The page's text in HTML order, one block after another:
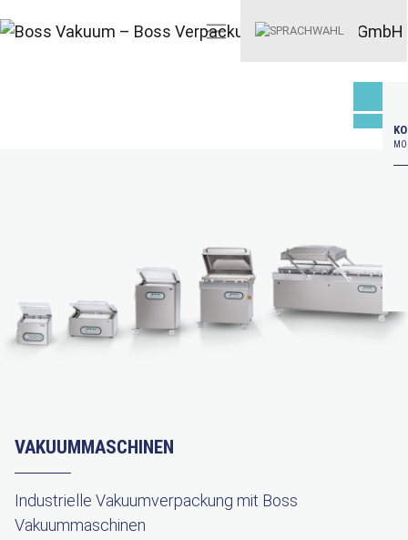
VAKUUMMASCHINEN
Industrielle Vakuumverpackung mit Boss
Vakuummaschinen